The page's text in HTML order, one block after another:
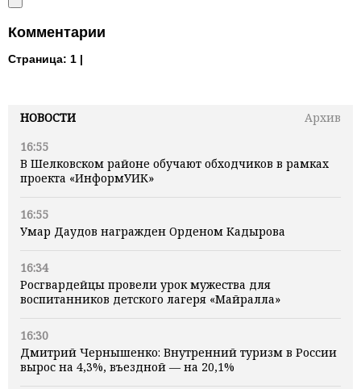
НОВОСТИ
Архив
16:55
В Шелковском районе обучают обходчиков в рамках
проекта «ИнформУИК»
16:55
Умар Даудов награжден Орденом Кадырова
16:34
Росгвардейцы провели урок мужества для
воспитанников детского лагеря «Майралла»
16:30
Дмитрий Чернышенко: Внутренний туризм в России
вырос на 4,3%, въездной — на 20,1%
Комментарии
Страница: 1 |